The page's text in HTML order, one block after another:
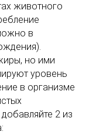
животного
в
но ими
уровень
в организме
2 из